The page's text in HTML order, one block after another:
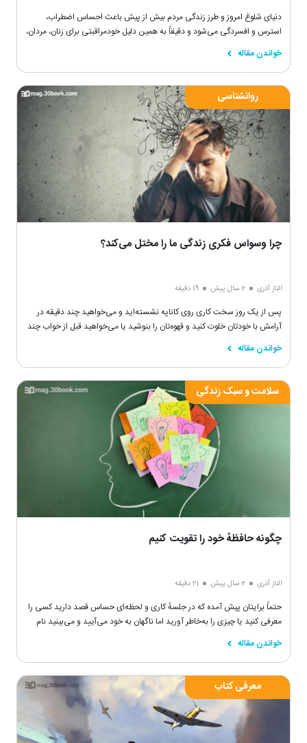
دنیای شلوغ امروز و طرز زندگی مردم بیش از پیش باعث احساس اضطراب،
استرس و افسردگی می‌شود و دقیقاً به همین دلیل خودمراقبتی برای زنان، مردان،
کودکان و همۀ افراد جامعه اهمیتی بسیار بیشتر از گذشته دارد.
خواندن مقاله
روانشناسی
چرا وسواس فکری زندگی ما را مختل می‌کند؟
الناز آذری 2 سال پیش 19 دقیقه
پس از یک روز سخت کاری روی کاناپه نشسته‌اید و می‌خواهید چند دقیقه در
آرامش با خودتان خلوت کنید و قهوه‌تان را بنوشید یا می‌خواهید قبل از خواب چند
صفحه مطالعه کنید، اما ناگهان به خود می‌آیید و می‌بینید به یک نقطه خیره
شده‌اید و اصلاً هیچ‌چیزی از کتاب نفهمیده‌اید یا زمان زیادی گذشته و شما در
افکار خود غرق شده‌اید.
خواندن مقاله
سلامت و سبک زندگی
چگونه حافظهٔ خود را تقویت کنیم
الناز آذری 2 سال پیش 21 دقیقه
حتماً برایتان پیش آمده که در جلسهٔ کاری و لحظه‌ای حساس قصد دارید کسی را
معرفی کنید یا چیزی را به‌خاطر آورید اما ناگهان به خود می‌آیید و می‌بینید نام
فرد را به طور کامل فراموش کرده‌اید
خواندن مقاله
معرفی کتاب